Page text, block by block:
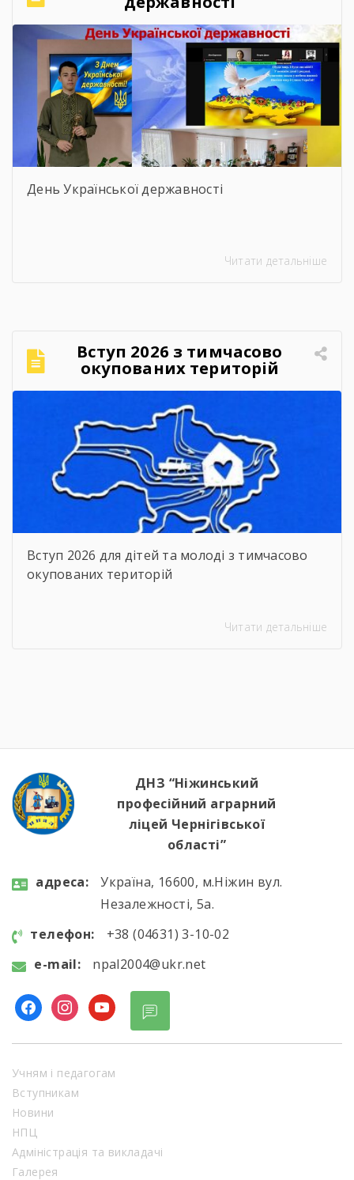
День Української державності
Читати детальніше
Вступ 2026 з тимчасово
окупованих територій
Вступ 2026 для дітей та молоді з тимчасово
окупованих територій
Читати детальніше
ДНЗ “Ніжинський
професійний аграрний
ліцей Чернігівської
області”
aдресa:
Україна, 16600, м.Ніжин вул.
Незалежності, 5а.
телефон:
+38 (04631) 3-10-02
e-mail:
npal2004@ukr.net
facebookinstagram
youtube
Учням і педагогам
Вступникам
Новини
НПЦ
Адміністрація та викладачі
Галерея